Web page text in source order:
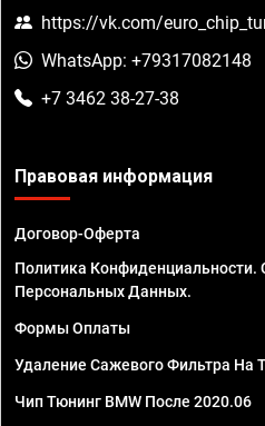
https://vk.com/
WhatsApp: +79317082148
+7 3462 38-27-38
Правовая информация
Договор-Оферта
Политика Конфиденциальности.
Персональных Данных.
Формы Оплаты
Удаление Сажевого Фильтра На
Чип Тюнинг BMW После 2020.06